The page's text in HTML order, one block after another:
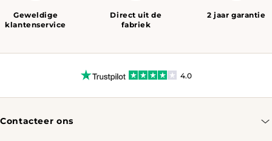
Geweldige
klantenservice
Direct uit de
fabriek
2 jaar garantie
4.0
Contacteer ons